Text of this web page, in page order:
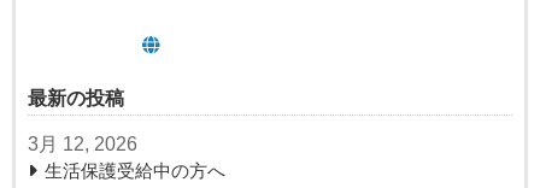
最新の投稿
3月 12, 2026
生活保護受給中の方へ